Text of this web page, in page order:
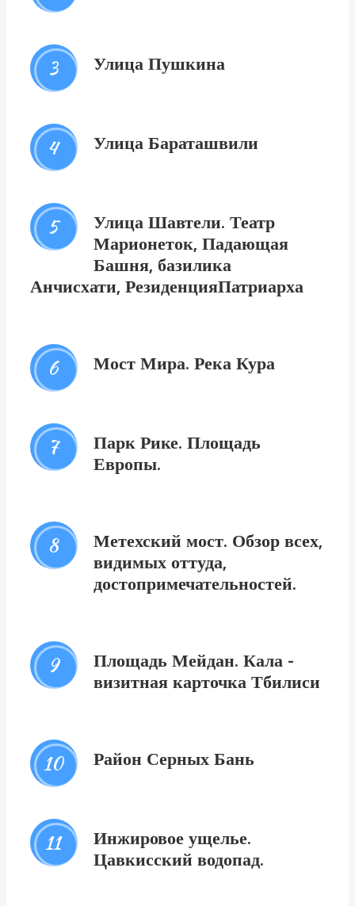
3 Улица Пушкина
4 Улица Бараташвили
5
Улица Шавтели. Театр
Марионеток, Падающая
Башня, базилика
Анчисхати, РезиденцияПатриарха
6 Мост Мира. Река Кура
7
Парк Рике. Площадь
Европы.
8
Метехский мост. Обзор всех,
видимых оттуда,
достопримечательностей.
9
Площадь Мейдан. Кала -
визитная карточка Тбилиси
10 Район Серных Бань
11
Инжировое ущелье.
Цавкисский водопад.